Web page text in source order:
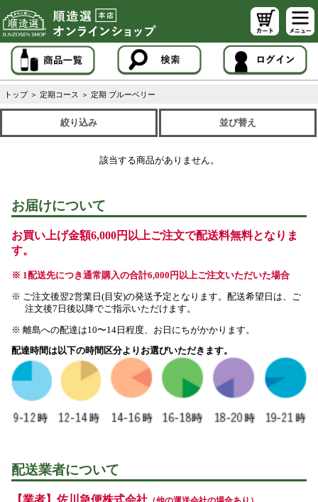
トップ ＞ 定期コース ＞ 定期 ブルーベリー
絞り込み 並び替え
該当する商品がありません。